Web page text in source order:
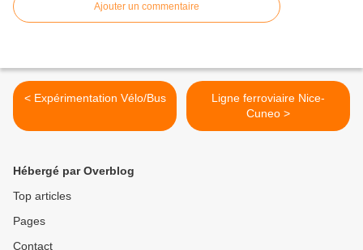
Ajouter un commentaire
< Expérimentation Vélo/Bus
Ligne ferroviaire Nice-
Cuneo >
Hébergé par Overblog
Top articles
Pages
Contact